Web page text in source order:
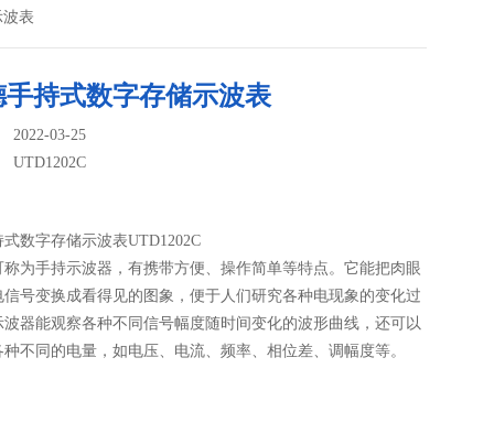
表
手持式数字存储示波表
2022-03-25
UTD1202C
数字存储示波表UTD1202C
称为手持示波器，有携带方便、操作简单等特点。它能把肉眼
信号变换成看得见的图象，便于人们研究各种电现象的变化过
波器能观察各种不同信号幅度随时间变化的波形曲线，还可以
不同的电量，如电压、电流、频率、相位差、调幅度等。